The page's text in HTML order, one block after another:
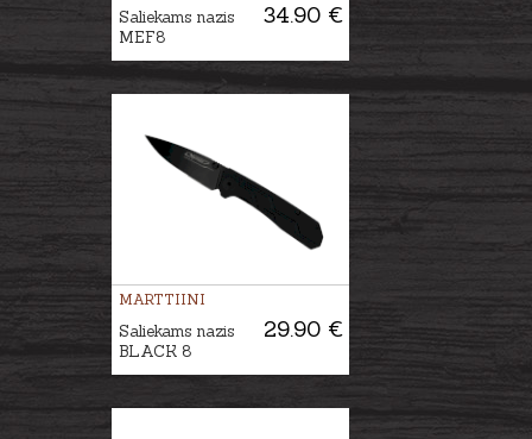
34.90 €
Saliekams nazis
MEF8
MARTTIINI
29.90 €
Saliekams nazis
BLACK 8